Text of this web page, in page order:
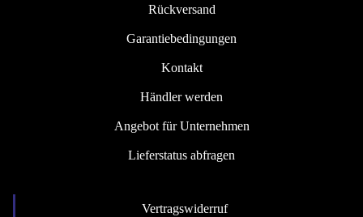
Rückversand
Garantiebedingungen
Kontakt
Händler werden
Angebot für Unternehmen
Lieferstatus abfragen
Vertragswiderruf